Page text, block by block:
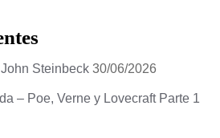
Steinbeck 30/06/2026
– Poe, Verne y Lovecraft Parte 1